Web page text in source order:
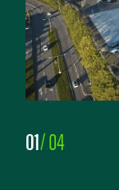
01/04